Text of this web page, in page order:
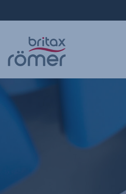
Hauptinhalt
springen